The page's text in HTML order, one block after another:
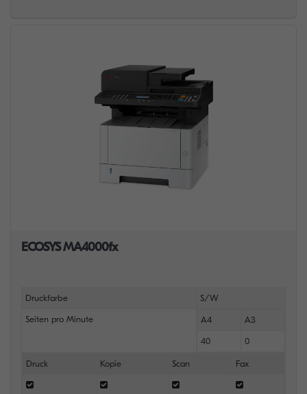
ECOSYS MA4000fx
Druckfarbe S/W
Seiten pro Minute A4 A3
40 0
Druck Kopie Scan Fax